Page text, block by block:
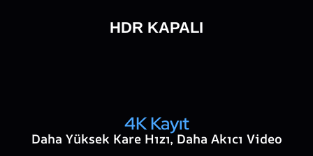
HDR KAPALI
4K Kayıt
Daha Yüksek Kare Hızı, Daha Akıcı Video